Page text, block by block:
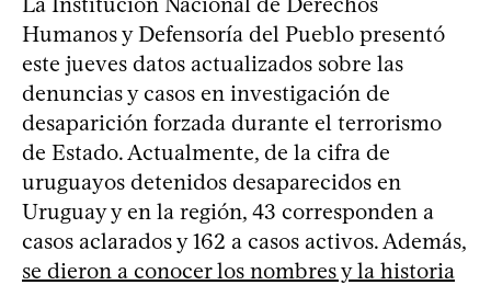
Humanos y Defensoría del Pueblo presentó
este jueves datos actualizados sobre las
denuncias y casos en investigación de
desaparición forzada durante el terrorismo
de Estado. Actualmente, de la cifra de
uruguayos detenidos desaparecidos en
Uruguay y en la región, 43 corresponden a
casos aclarados y 162 a casos activos. Además,
se dieron a conocer los nombres y la historia